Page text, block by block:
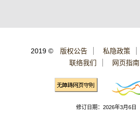
2019 © 版权公告 私隐政策
联络我们
网页指南
修订日期：2026年3月6日